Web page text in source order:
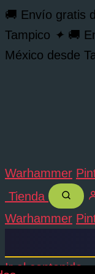
🚚 Envío gratis
Tampico ✦ 🚚
México desde
Warhammer
Tienda
Warhammer
Ir al contenido